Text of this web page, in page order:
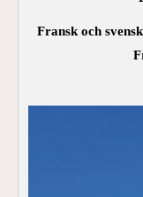
Fransk och